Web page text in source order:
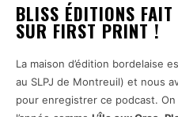
BLISS ÉDITIONS
SUR FIRST PRINT !
La maison d’édition bordelaise
au SLPJ de Montreuil) et nous
pour enregistrer ce podcast.